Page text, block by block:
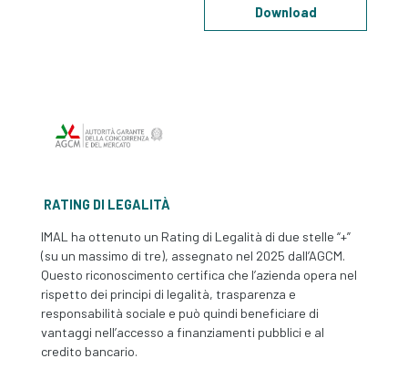
Download
RATING DI LEGALITÀ
IMAL ha ottenuto un Rating di Legalità di due stelle “+”
(su un massimo di tre), assegnato nel 2025 dall’AGCM.
Questo riconoscimento certifica che l’azienda opera nel
rispetto dei principi di legalità, trasparenza e
responsabilità sociale e può quindi beneficiare di
vantaggi nell’accesso a finanziamenti pubblici e al
credito bancario.